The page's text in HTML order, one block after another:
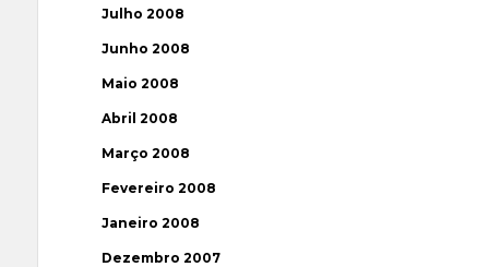
Julho 2008
Junho 2008
Maio 2008
Abril 2008
Março 2008
Fevereiro 2008
Janeiro 2008
Dezembro 2007